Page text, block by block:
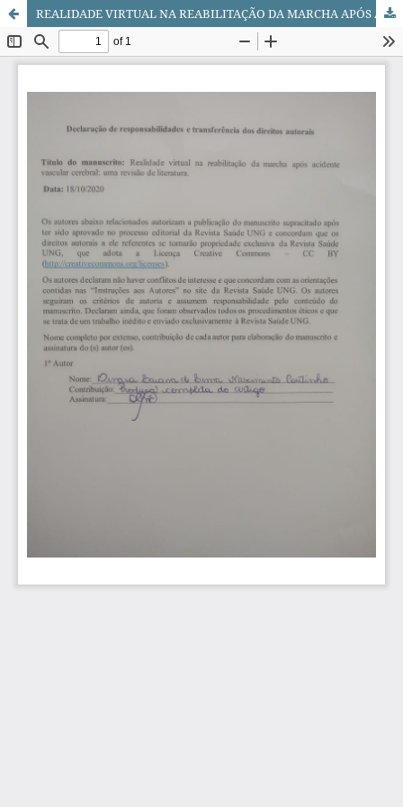
REALIDADE VIRTUAL NA REABILITAÇÃO DA MARCHA APÓS ACIDENTE VASCULAR CEREBRAL: UMA REVISÃO DE LITERATURA